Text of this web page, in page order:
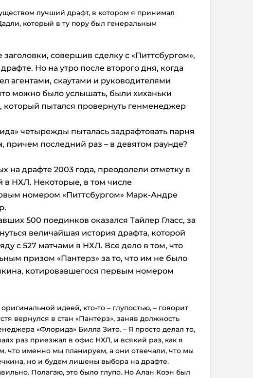
лучший драфт, в котором я принимал
который в ту пору был генеральным
заголовки, совершив сделку с «Питтсбургом»,
Но на утро после второго дня, когда
агентами, скаутами и руководителями
можно было услышать, были хиханьки
который пытался провернуть генменеджер
четырежды пыталась задрафтовать парня
, причем последний раз – в девятом раунде?
на драфте 2003 года, преодолели отметку в
в НХЛ. Некоторые, в том числе
номером «Питтсбургом» Марк-Андре
500 поединков оказался Тайлер Гласс, за
величайшая история драфта, которой
с 527 матчами в НХЛ. Все дело в том, что
призом «Пантерз» за то, что им не было
котировавшегося первым номером
идеей, кто-то – глупостью, – говорит
вернулся в стан «Пантерз», заняв должность
«Флорида» Билла Зито. – Я просто делал то,
раз приезжал в офис НХЛ, и всякий раз, как я
что именно мы планируем, а они отвечали, что мы
но и будем лишены выбора на драфте.
Полагаю, это было глупо. Но Алан Коэн был